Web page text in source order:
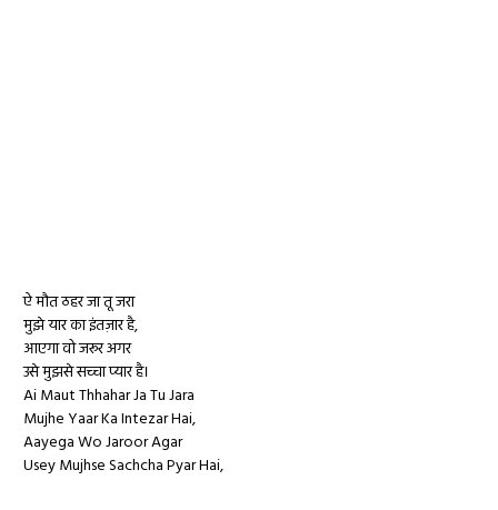
ऐ मौत ठहर जा तू जरा
मुझे यार का इंतज़ार है,
आएगा वो जरूर अगर
उसे मुझसे सच्चा प्यार है।
Ai Maut Thhahar Ja Tu Jara
Mujhe Yaar Ka Intezar Hai,
Aayega Wo Jaroor Agar
Usey Mujhse Sachcha Pyar Hai,